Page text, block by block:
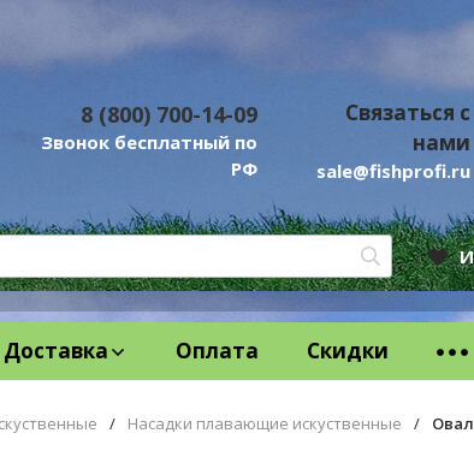
8 (800) 700-14-09
Звонок бесплатный по
РФ
Связаться с
нами
sale@fishprofi.ru
Доставка Оплата Скидки
/ Насадки плавающие искуственные /